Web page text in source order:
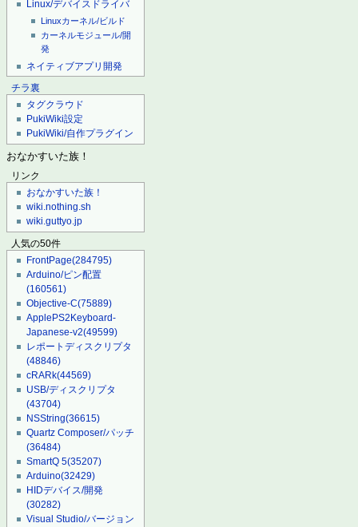
Linux/デバイスドライバ
Linuxカーネル/ビルド
カーネルモジュール/開
発
ネイティブアプリ開発
チラ裏
タグクラウド
PukiWiki設定
PukiWiki/自作プラグイン
おなかすいた族！
リンク
おなかすいた族！
wiki.nothing.sh
wiki.guttyo.jp
人気の50件
FrontPage(284795)
Arduino/ピン配置
(160561)
Objective-C(75889)
ApplePS2Keyboard-
Japanese-v2(49599)
レポートディスクリプタ
(48846)
cRARk(44569)
USB/ディスクリプタ
(43704)
NSString(36615)
Quartz Composer/パッチ
(36484)
SmartQ 5(35207)
Arduino(32429)
HIDデバイス/開発
(30282)
Visual Studio/バージョン